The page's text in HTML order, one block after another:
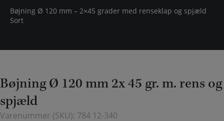
Bøjning Ø 120 mm – 2×45 grader med renseklap og spjæld
Sort
Bøjning Ø 120 mm 2x 45 gr. m. rens og
spjæld
Varenummer (SKU): 784 12-340